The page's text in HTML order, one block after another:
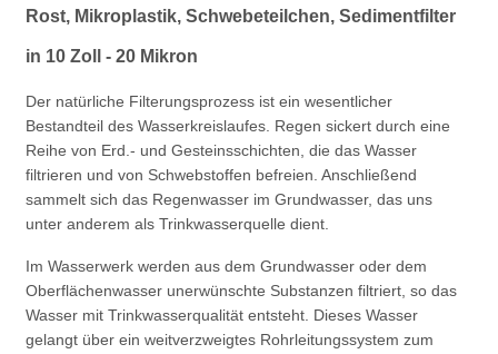
Rost, Mikroplastik, Schwebeteilchen, Sedimentfilter
in 10 Zoll - 20 Mikron
Der natürliche Filterungsprozess ist ein wesentlicher
Bestandteil des Wasserkreislaufes. Regen sickert durch eine
Reihe von Erd.- und Gesteinsschichten, die das Wasser
filtrieren und von Schwebstoffen befreien. Anschließend
sammelt sich das Regenwasser im Grundwasser, das uns
unter anderem als Trinkwasserquelle dient.
Im Wasserwerk werden aus dem Grundwasser oder dem
Oberflächenwasser unerwünschte Substanzen filtriert, so das
Wasser mit Trinkwasserqualität entsteht. Dieses Wasser
gelangt über ein weitverzweigtes Rohrleitungssystem zum